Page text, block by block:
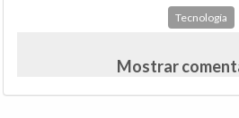
Tecnología
Mostrar